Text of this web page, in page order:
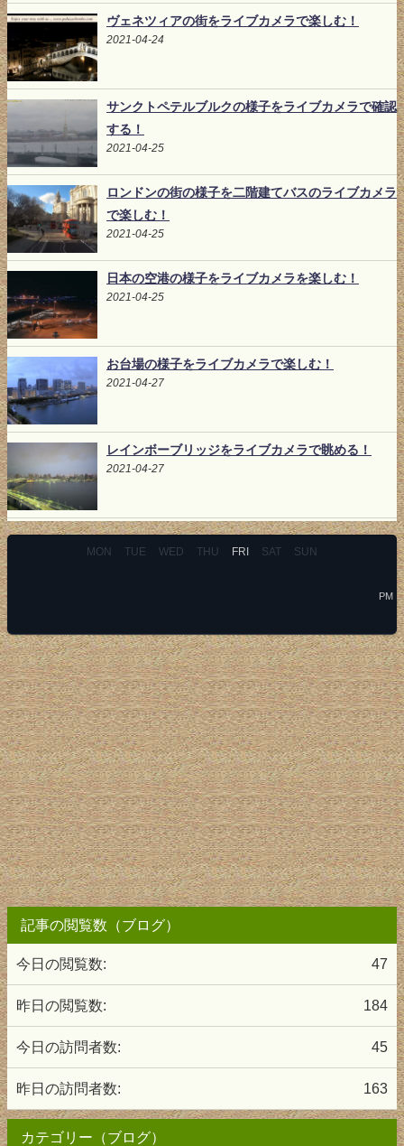
ヴェネツィアの街をライブカメラで楽しむ！
2021-04-24
サンクトペテルブルクの様子をライブカメラで確認
する！
2021-04-25
ロンドンの街の様子を二階建てバスのライブカメラ
で楽しむ！
2021-04-25
日本の空港の様子をライブカメラを楽しむ！
2021-04-25
お台場の様子をライブカメラで楽しむ！
2021-04-27
レインボーブリッジをライブカメラで眺める！
2021-04-27
MON TUE WED THU FRI SAT SUN
PM
記事の閲覧数（ブログ）
47
今日の閲覧数:
184
昨日の閲覧数:
45
今日の訪問者数:
163
昨日の訪問者数:
カテゴリー（ブログ）